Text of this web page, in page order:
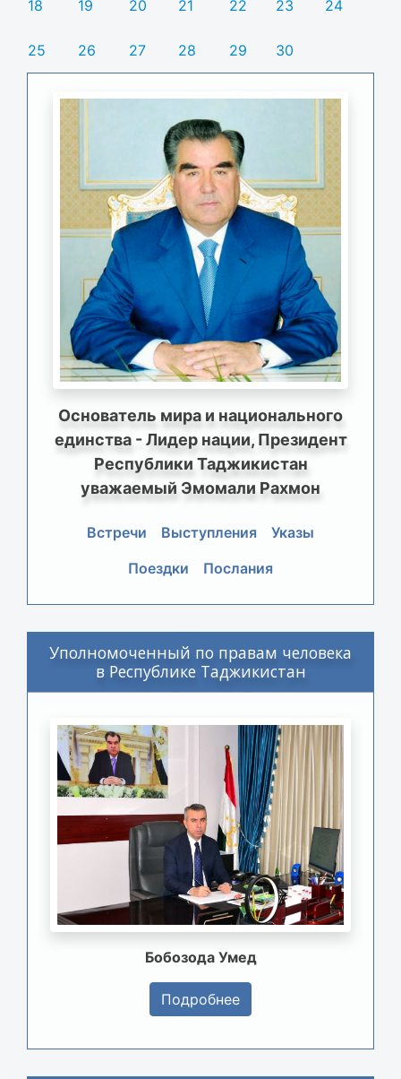
18 19 20 21 22 23 24
25 26 27 28 29 30
Основатель мира и национального
единства - Лидер нации, Президент
Республики Таджикистан
уважаемый Эмомали Рахмон
Встречи Выступления
Указы
Поездки
Послания
Уполномоченный по правам человека
в Республике Таджикистан
Бобозода Умед
Подробнее